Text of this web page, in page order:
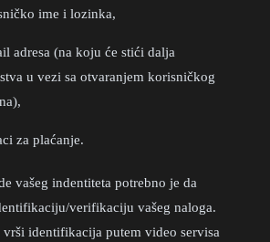
ime i lozinka,
adresa (na koju će stići dalja
u vezi sa otvaranjem korisničkog
za plaćanje.
vašeg indentiteta potrebno je da
verifikaciju vašeg naloga.
identifikacija putem video servisa